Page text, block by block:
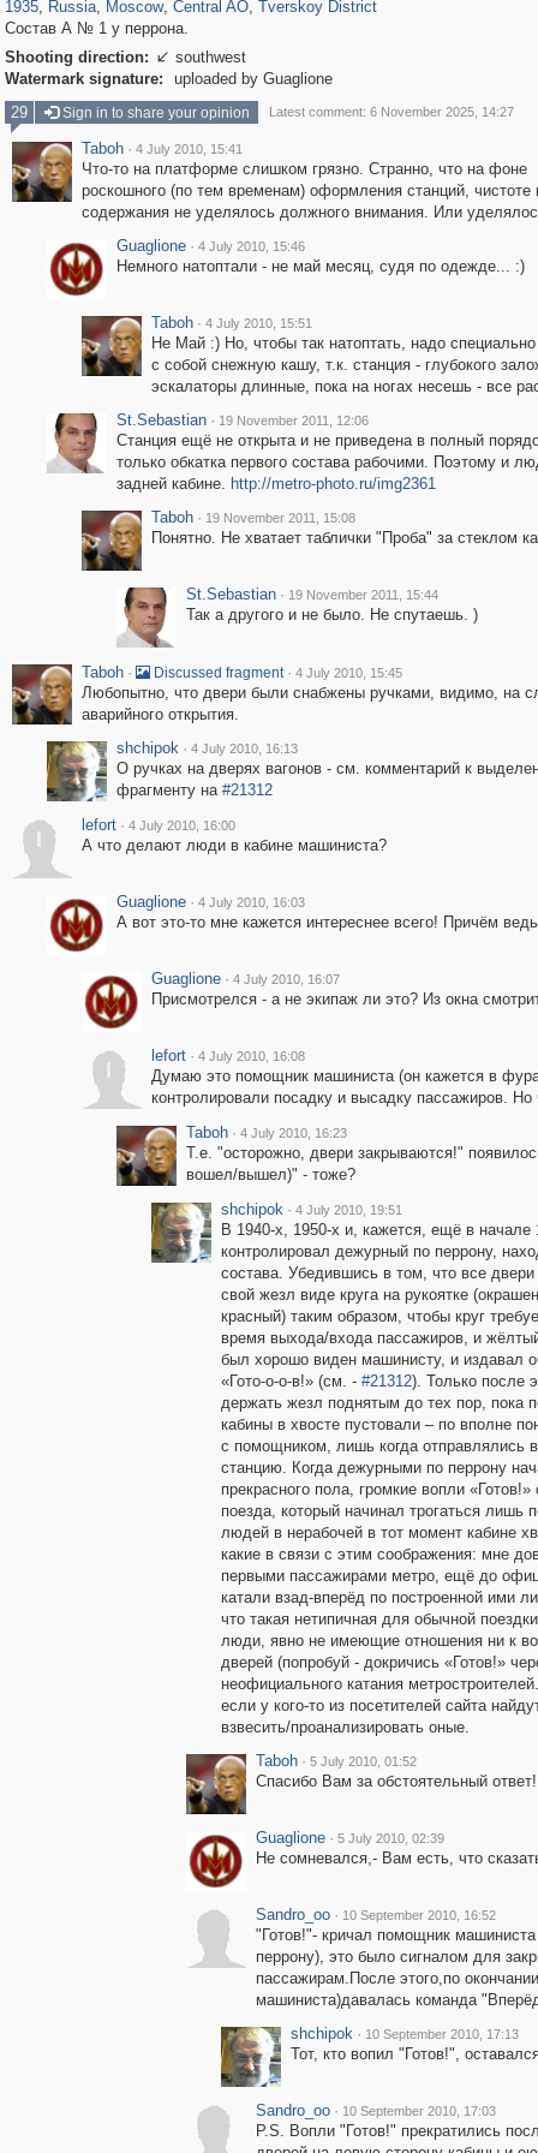
1935, Russia, Moscow, Central AO, Tverskoy District
Состав А № 1 у перрона.
Shooting direction:  southwest
Watermark signature:
uploaded by Guaglione
29
Sign in to share your opinion Latest comment: 6 November 2025, 14:27
Taboh · 4 July 2010, 15:41
Что-то на платформе слишком грязно. Странно, что на фоне
роскошного (по тем временам) оформления станций, чистоте
содержания не уделялось должного внимания. Или
Guaglione · 4 July 2010, 15:46
Немного натоптали - не май месяц, судя по одежде... :)
Taboh · 4 July 2010, 15:51
Не Май :) Но, чтобы так натоптать, надо специально
с собой снежную кашу, т.к. станция - глубокого
эскалаторы длинные, пока на ногах несешь - все
St.Sebastian · 19 November 2011, 12:06
Станция ещё не открыта и не приведена в полный
только обкатка первого состава рабочими. Поэтому и
задней кабине. http://metro-photo.ru/img2361
Taboh · 19 November 2011, 15:08
Понятно. Не хватает таблички "Проба" за стеклом
St.Sebastian · 19 November 2011, 15:44
Так а другого и не было. Не спутаешь. )
Taboh · Discussed fragment · 4 July 2010, 15:45
Любопытно, что двери были снабжены ручками, видимо, на
аварийного открытия.
shchipok · 4 July 2010, 16:13
О ручках на дверях вагонов - см. комментарий к
фрагменту на #21312
lefort · 4 July 2010, 16:00
А что делают люди в кабине машиниста?
Guaglione · 4 July 2010, 16:03
А вот это-то мне кажется интереснее всего! Причём
Guaglione · 4 July 2010, 16:07
Присмотрелся - а не экипаж ли это? Из окна
lefort · 4 July 2010, 16:08
Думаю это помощник машиниста (он кажется в
контролировали посадку и высадку пассажиров.
Taboh · 4 July 2010, 16:23
Т.е. "осторожно, двери закрываются!"
вошел/вышел)" - тоже?
shchipok · 4 July 2010, 19:51
В 1940-х, 1950-х и, кажется, ещё в начале
контролировал дежурный по перрону,
состава. Убедившись в том, что все
свой жезл виде круга на рукоятке
красный) таким образом, чтобы круг
время выхода/входа пассажиров, и
был хорошо виден машинисту, и издавал
«Гото-о-о-в!» (см. - #21312). Только после
держать жезл поднятым до тех пор, пока
кабины в хвосте пустовали – по вполне
с помощником, лишь когда отправлялись
станцию. Когда дежурными по перрону
прекрасного пола, громкие вопли
поезда, который начинал трогаться лишь
людей в нерабочей в тот момент кабине
какие в связи с этим соображения: мне
первыми пассажирами метро, ещё до
катали взад-вперёд по построенной ими
что такая нетипичная для обычной
люди, явно не имеющие отношения ни к
дверей (попробуй - докричись «Готов!»
неофициального катания
если у кого-то из посетителей сайта
взвесить/проанализировать оные.
Taboh · 5 July 2010, 01:52
Спасибо Вам за обстоятельный ответ!
Guaglione · 5 July 2010, 02:39
Не сомневался,- Вам есть, что
Sandro_oo · 10 September 2010, 16:52
"Готов!"- кричал помощник
перрону), это было сигналом для
пассажирам.После этого,по
машиниста)давалась команда
shchipok · 10 September 2010, 17:13
Тот, кто вопил "Готов!",
Sandro_oo · 10 September 2010, 17:03
P.S. Вопли "Готов!" прекратились